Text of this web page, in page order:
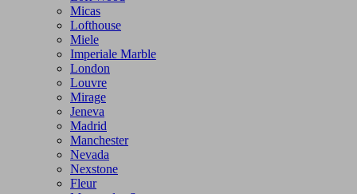
Micas
Lofthouse
Miele
Imperiale Marble
London
Louvre
Mirage
Jeneva
Madrid
Manchester
Nevada
Nexstone
Fleur